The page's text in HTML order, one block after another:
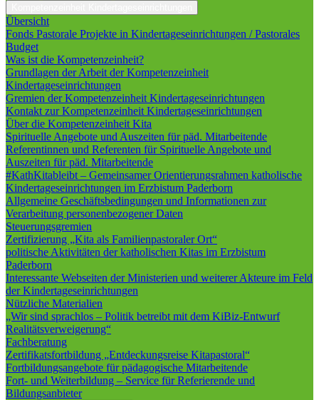
Übersicht
Fonds Pastorale Projekte in Kindertageseinrichtungen / Pastorales
Budget
Was ist die Kompetenzeinheit?
Grundlagen der Arbeit der Kompetenzeinheit
Kindertageseinrichtungen
Gremien der Kompetenzeinheit Kindertageseinrichtungen
Kontakt zur Kompetenzeinheit Kindertageseinrichtungen
Über die Kompetenzeinheit Kita
Spirituelle Angebote und Auszeiten für päd. Mitarbeitende
Referentinnen und Referenten für Spirituelle Angebote und
Auszeiten für päd. Mitarbeitende
#KathKitableibt – Gemeinsamer Orientierungsrahmen katholische
Kindertageseinrichtungen im Erzbistum Paderborn
Allgemeine Geschäftsbedingungen und Informationen zur
Verarbeitung personenbezogener Daten
Steuerungsgremien
Zertifizierung „Kita als Familienpastoraler Ort“
politische Aktivitäten der katholischen Kitas im Erzbistum
Paderborn
Interessante Webseiten der Ministerien und weiterer Akteure im Feld
der Kindertageseinrichtungen
Nützliche Materialien
„Wir sind sprachlos – Politik betreibt mit dem KiBiz-Entwurf
Realitätsverweigerung“
Fachberatung
Zertifikatsfortbildung „Entdeckungsreise Kitapastoral“
Fortbildungsangebote für pädagogische Mitarbeitende
Fort- und Weiterbildung – Service für Referierende und
Bildungsanbieter